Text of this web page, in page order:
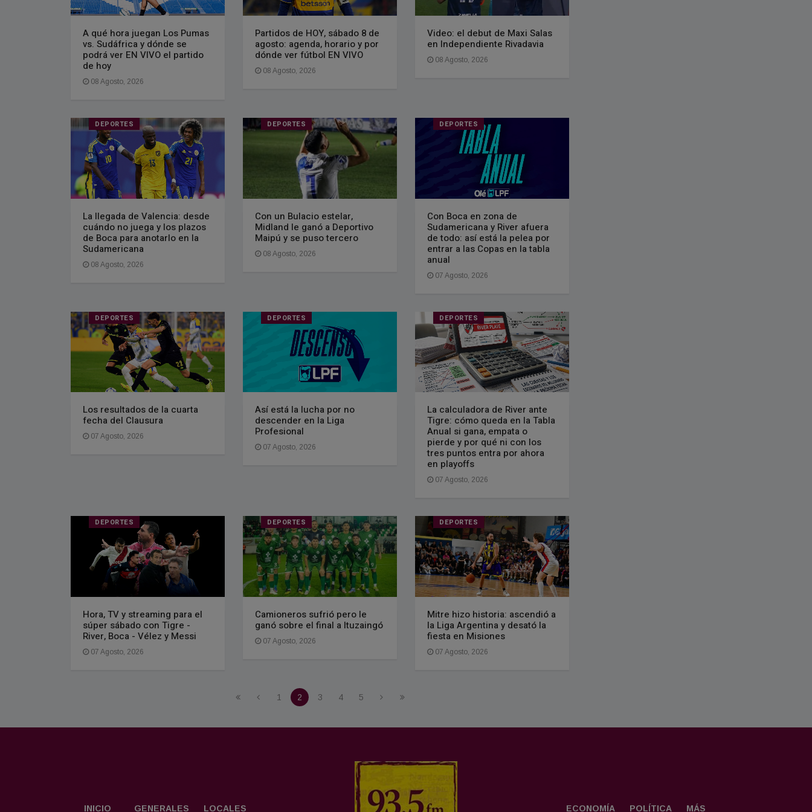
A qué hora juegan Los Pumas
vs. Sudáfrica y dónde se
podrá ver EN VIVO el partido
de hoy
08 Agosto, 2026
Partidos de HOY, sábado 8 de
agosto: agenda, horario y por
dónde ver fútbol EN VIVO
08 Agosto, 2026
Video: el debut de Maxi Salas
en Independiente Rivadavia
08 Agosto, 2026
DEPORTES
La llegada de Valencia: desde
cuándo no juega y los plazos
de Boca para anotarlo en la
Sudamericana
08 Agosto, 2026
DEPORTES
Con un Bulacio estelar,
Midland le ganó a Deportivo
Maipú y se puso tercero
08 Agosto, 2026
DEPORTES
Con Boca en zona de
Sudamericana y River afuera
de todo: así está la pelea por
entrar a las Copas en la tabla
anual
07 Agosto, 2026
DEPORTES
Los resultados de la cuarta
fecha del Clausura
07 Agosto, 2026
DEPORTES
Así está la lucha por no
descender en la Liga
Profesional
07 Agosto, 2026
DEPORTES
La calculadora de River ante
Tigre: cómo queda en la Tabla
Anual si gana, empata o
pierde y por qué ni con los
tres puntos entra por ahora
en playoffs
07 Agosto, 2026
DEPORTES
Hora, TV y streaming para el
súper sábado con Tigre -
River, Boca - Vélez y Messi
07 Agosto, 2026
DEPORTES
Camioneros sufrió pero le
ganó sobre el final a Ituzaingó
07 Agosto, 2026
DEPORTES
Mitre hizo historia: ascendió a
la Liga Argentina y desató la
fiesta en Misiones
07 Agosto, 2026
1 2 3 4 5
INICIO GENERALES LOCALES ECONOMÍA POLÍTICA MÁS